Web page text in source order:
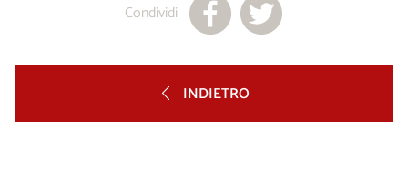
Condividi
INDIETRO